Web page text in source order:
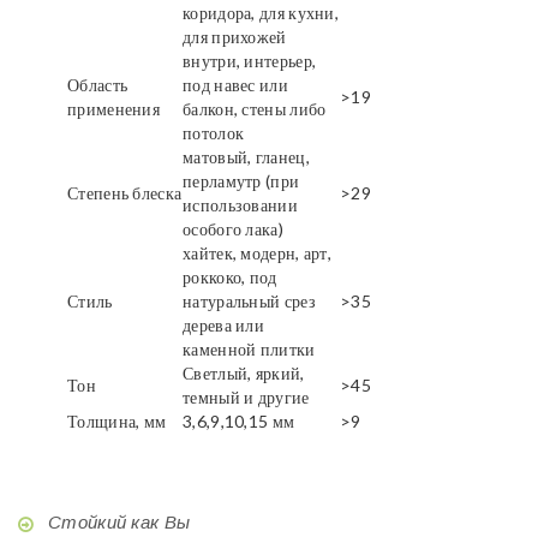
коридора, для кухни,
для прихожей
Область
применения
внутри, интерьер,
под навес или
балкон, стены либо
потолок
>19
Степень блеска
матовый, гланец,
перламутр (при
использовании
особого лака)
>29
Стиль
хайтек, модерн, арт,
роккоко, под
натуральный срез
дерева или
каменной плитки
>35
Тон
Светлый, яркий,
темный и другие
>45
Толщина, мм
3,6,9,10,15 мм >9
Стойкий как Вы